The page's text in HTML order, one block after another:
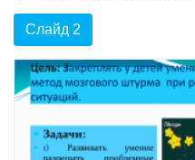
Слайд 2